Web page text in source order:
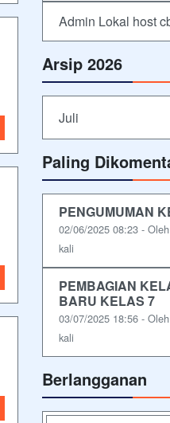
Admin Lokal host
Arsip 2026
Juli
Paling
PENGUMUMAN
02/06/2025 08:23 -
kali
PEMBAGIAN
BARU KELAS 7
03/07/2025 18:56 -
kali
Berlangganan